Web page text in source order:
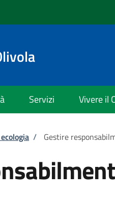
Servizi Vivere il
/ Gestire